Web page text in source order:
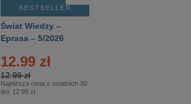
BESTSELLER
Świat Wiedzy –
Eprasa – 5/2026
12.99 zł
12.99 zł
Najniższa cena z ostatnich 30
dni: 12.99 zł